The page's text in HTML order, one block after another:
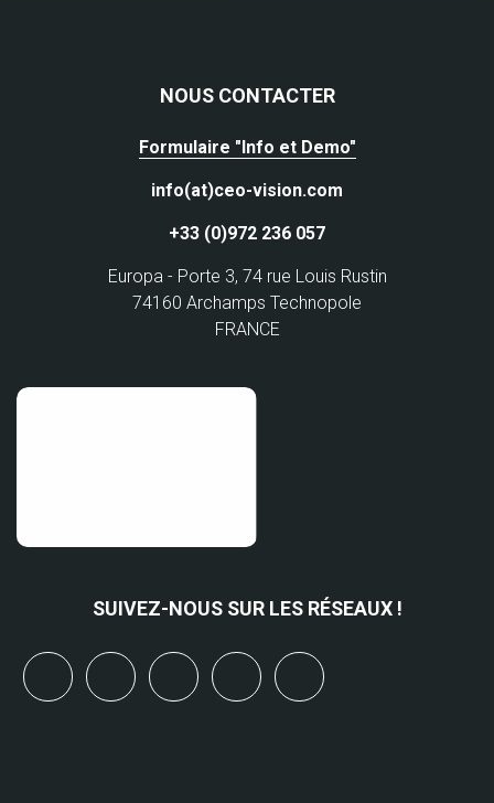
NOUS CONTACTER
Formulaire "Info et Demo"
info(at)ceo-vision.com
+33 (0)972 236 057
Europa - Porte 3, 74 rue Louis Rustin
74160 Archamps Technopole
FRANCE
SUIVEZ-NOUS SUR LES RÉSEAUX !
linkedinyoutubebluesky mastodon